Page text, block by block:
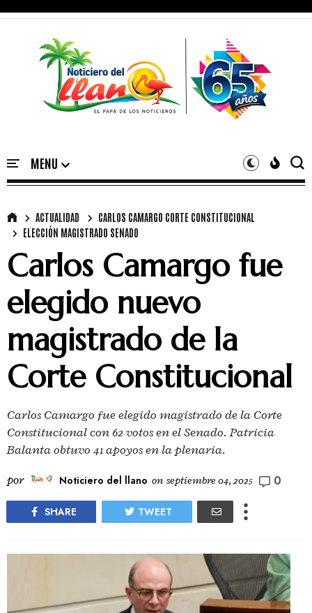
ACTUALIDAD
CARLOS CAMARGO CORTE CONSTITUCIONAL
ELECCIÓN MAGISTRADO SENADO
Carlos Camargo fue
elegido nuevo
magistrado de la
Corte Constitucional
Carlos Camargo fue elegido magistrado de la Corte
Constitucional con 62 votos en el Senado. Patricia
Balanta obtuvo 41 apoyos en la plenaria.
por Noticiero del llano on septiembre 04, 2025 0
SHARE TWEET